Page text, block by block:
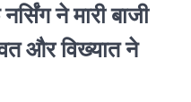
ने मारी बाजी
और विख्यात ने